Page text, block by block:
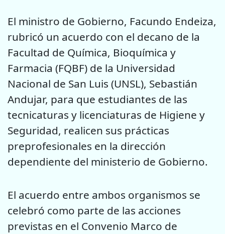
El ministro de Gobierno, Facundo Endeiza,
rubricó un acuerdo con el decano de la
Facultad de Química, Bioquímica y
Farmacia (FQBF) de la Universidad
Nacional de San Luis (UNSL), Sebastián
Andujar, para que estudiantes de las
tecnicaturas y licenciaturas de Higiene y
Seguridad, realicen sus prácticas
preprofesionales en la dirección
dependiente del ministerio de Gobierno.
El acuerdo entre ambos organismos se
celebró como parte de las acciones
previstas en el Convenio Marco de